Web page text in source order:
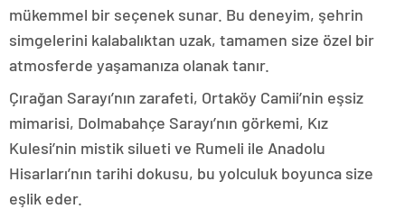
mükemmel bir seçenek sunar. Bu deneyim, şehrin
simgelerini kalabalıktan uzak, tamamen size özel bir
atmosferde yaşamanıza olanak tanır.
Çırağan Sarayı’nın zarafeti, Ortaköy Camii’nin eşsiz
mimarisi, Dolmabahçe Sarayı’nın görkemi, Kız
Kulesi’nin mistik silueti ve Rumeli ile Anadolu
Hisarları’nın tarihi dokusu, bu yolculuk boyunca size
eşlik eder.